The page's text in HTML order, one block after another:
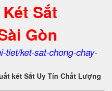
Sắt
Gòn
tiet/ket-sat-chong-chay-
két Sắt Uy Tín Chất Lượng